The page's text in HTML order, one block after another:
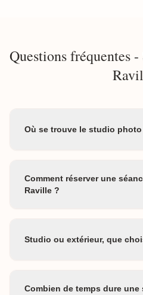
Questions fréquentes
Où se trouve le studio photo
Comment réserver une
Raville ?
Studio ou extérieur, que
Combien de temps dure une